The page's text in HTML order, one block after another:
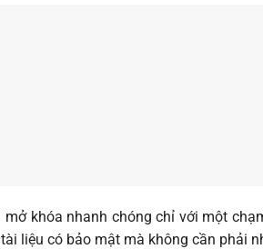
mở khóa nhanh chóng chỉ với một
liệu có bảo mật mà không cần phải